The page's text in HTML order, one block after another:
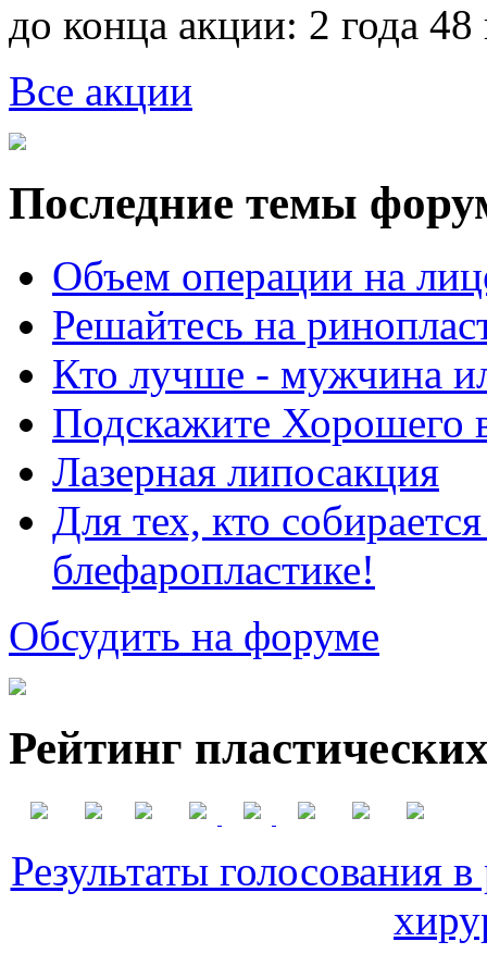
до конца акции: 2 года 48
Все акции
Последние темы
Объем операции на
Решайтесь на
Кто лучше - мужчина
Подскажите Хорошего
Лазерная липосакция
Для тех, кто
блефаропластике!
Обсудить на форуме
Рейтинг
Результаты голосования